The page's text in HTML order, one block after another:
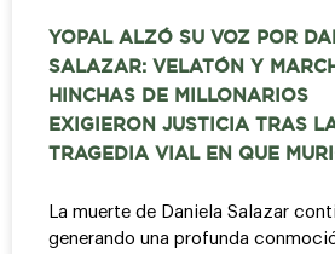
YOPAL ALZÓ SU VOZ POR
SALAZAR: VELATÓN Y
HINCHAS DE MILLONARIOS
EXIGIERON JUSTICIA TRAS
TRAGEDIA VIAL EN QUE
La muerte de Daniela Salazar
generando una profunda